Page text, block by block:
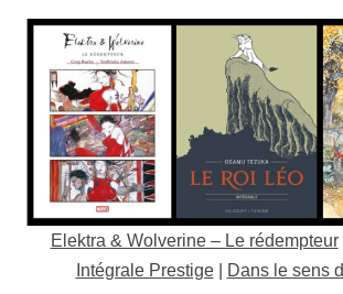
Elektra & Wolverine – Le rédempteur|
Intégrale Prestige| Dans le sens